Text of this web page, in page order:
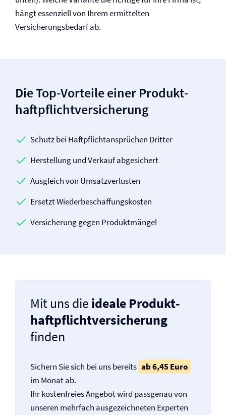
hängt essenziell von Ihrem ermittelten
Versicherungsbedarf ab.
Die Top-Vorteile einer Produkt­
haftpflicht­versicherung
Schutz bei Haftpflichtansprüchen Dritter
Herstellung und Verkauf abgesichert
Ausgleich von Umsatzverlusten
Ersetzt Wiederbeschaffungskosten
Versicherung gegen Produktmängel
Mit uns die ideale Produkt­
haftpflicht­versicherung
finden
Sichern Sie sich bei uns bereits ab 6,45 Euro
im Monat ab.
Ihr kostenfreies Angebot wird passgenau von
unseren mehrfach ausgezeichneten Experten